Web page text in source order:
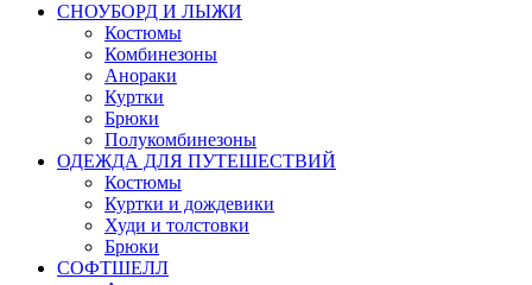
СНОУБОРД И ЛЫЖИ
Костюмы
Комбинезоны
Анораки
Куртки
Брюки
Полукомбинезоны
ОДЕЖДА ДЛЯ ПУТЕШЕСТВИЙ
Костюмы
Куртки и дождевики
Худи и толстовки
Брюки
СОФТШЕЛЛ